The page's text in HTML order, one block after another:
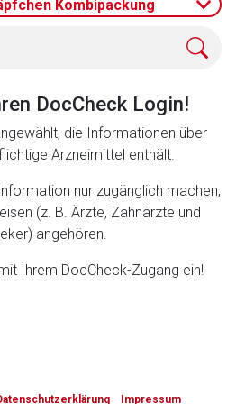
Kombipackung
DocCheck Login!
die Informationen über
Arzneimittel enthält.
nur zugänglich machen,
(z. B. Ärzte, Zahnärzte und
angehören.
Ihrem DocCheck-Zugang ein!
Impressum
Zur Seite